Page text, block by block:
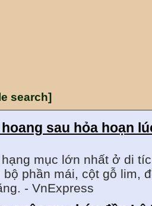
search]
sau hỏa hoạn
mục lớn nhất ở di
bộ phần mái, cột gỗ lim,
- VnExpress